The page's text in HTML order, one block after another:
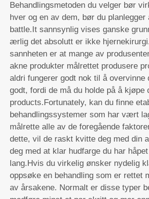
Behandlingsmetoden du velger bør
hver og en av dem, bør du planlegger
battle.It sannsynlig vises ganske
ærlig det absolutt er ikke
sannheten er at mange av
akne produkter målrettet produsere
aldri fungerer godt nok til å overvinne
godt, fordi de må du holde på å kjøpe
products.Fortunately, kan du finne
behandlingssystemer som har vært
målrette alle av de foregående
dette, vil de raskt kvitte deg med din
deg med at klar hudfarge du har
lang.Hvis du virkelig ønsker nydelig
oppsøke en behandling som er rettet
av årsakene. Normalt er disse typer